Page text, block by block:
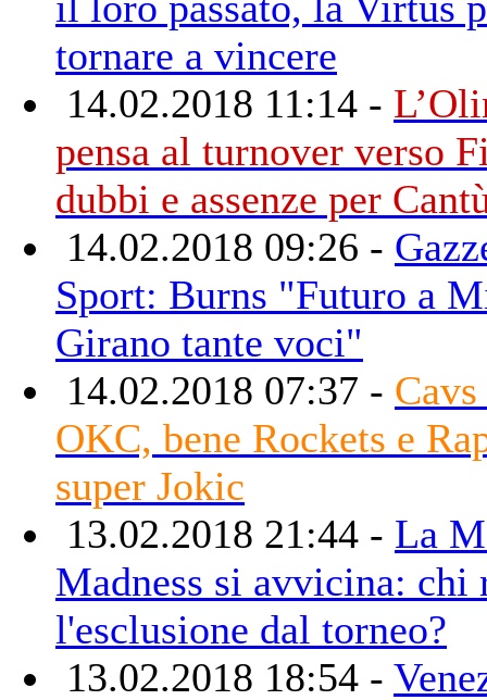
tornare a vincere
14.02.2018 11:14 -
pensa al turnover verso
dubbi e assenze per
14.02.2018 09:26 -
Sport: Burns "Futuro a
Girano tante voci"
14.02.2018 07:37 -
OKC, bene Rockets e
super Jokic
13.02.2018 21:44 - La
Madness si avvicina: chi
l'esclusione dal torneo?
13.02.2018 18:54 -